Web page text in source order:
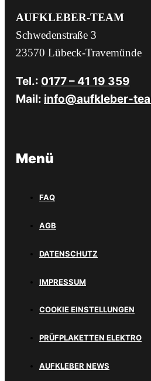
AUFKLEBER-TEAM
Schwedenstraße 3
23570 Lübeck-Travemünde
Tel.: 0177 – 41 19 359
Mail: info@aufkleber-
Menü
FAQ
AGB
DATENSCHUTZ
IMPRESSUM
COOKIE EINSTELLUNGEN
PRÜFPLAKETTEN ELEKTRO
AUFKLEBER NEWS